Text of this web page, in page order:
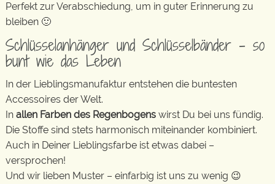
Perfekt zur Verabschiedung, um in guter Erinnerung zu
bleiben 🙂
Schlüsselanhänger und Schlüsselbänder – so
bunt wie das Leben
In der Lieblingsmanufaktur entstehen die buntesten
Accessoires der Welt.
In allen Farben des Regenbogens wirst Du bei uns fündig.
Die Stoffe sind stets harmonisch miteinander kombiniert.
Auch in Deiner Lieblingsfarbe ist etwas dabei –
versprochen!
Und wir lieben Muster – einfarbig ist uns zu wenig 😉